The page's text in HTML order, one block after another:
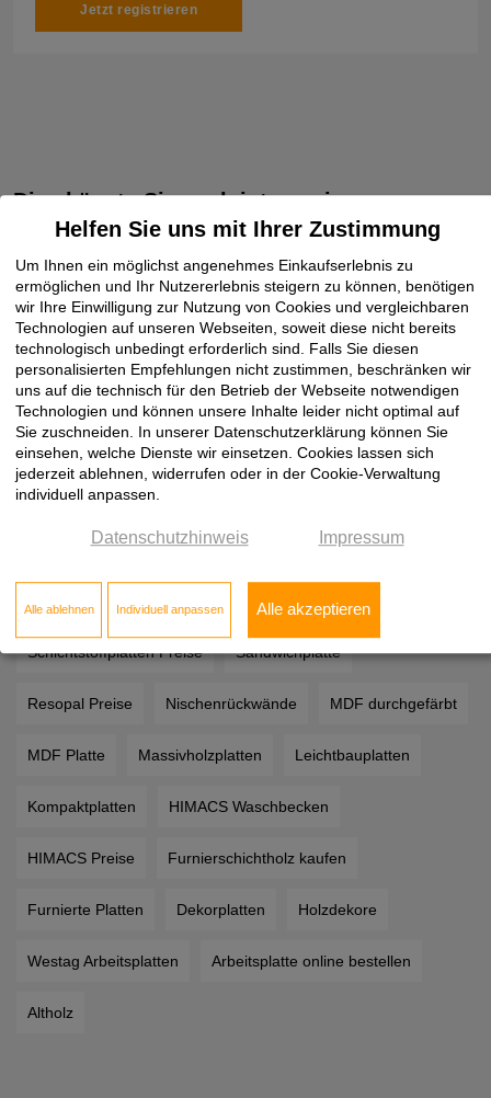
Jetzt registrieren
Dies könnte Sie auch interessieren
Verbundplatte Holz Weichfaserplatte
Tischlerplatte weiß beschichtet Tischlerplatte Eiche furniert
Tischlerplatte Preis Pappelsperrholz Seekieferplatten
Industriesperrholz Multiplexplatte Buchensperrholz
Bootsbausperrholz Preis Birkensperrholz
Biegesperrholz
Furnierte Spanplatten nach Maß Spanplatten
Resopal Platten
Schichtstoffplatten Preise Sandwichplatte
Resopal Preise Nischenrückwände MDF durchgefärbt
MDF Platte Massivholzplatten Leichtbauplatten
Kompaktplatten HIMACS Waschbecken
HIMACS Preise Furnierschichtholz kaufen
Furnierte Platten Dekorplatten Holzdekore
Westag Arbeitsplatten Arbeitsplatte online bestellen
Altholz
Helfen Sie uns mit Ihrer Zustimmung
Um Ihnen ein möglichst angenehmes Einkaufserlebnis zu
ermöglichen und Ihr Nutzererlebnis steigern zu können, benötigen
wir Ihre Einwilligung zur Nutzung von Cookies und vergleichbaren
Technologien auf unseren Webseiten, soweit diese nicht bereits
technologisch unbedingt erforderlich sind. Falls Sie diesen
personalisierten Empfehlungen nicht zustimmen, beschränken wir
uns auf die technisch für den Betrieb der Webseite notwendigen
Technologien und können unsere Inhalte leider nicht optimal auf
Sie zuschneiden. In unserer Datenschutzerklärung können Sie
einsehen, welche Dienste wir einsetzen. Cookies lassen sich
jederzeit ablehnen, widerrufen oder in der Cookie-Verwaltung
individuell anpassen.
Datenschutzhinweis Impressum
Alle ablehnen Individuell anpassen Alle akzeptieren